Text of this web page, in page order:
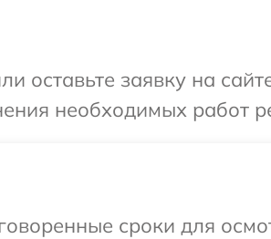
оставьте заявку на
необходимых работ
сроки для